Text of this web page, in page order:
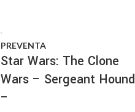
PREVENTA
Star Wars: The Clone
Wars – Sergeant Hound
–